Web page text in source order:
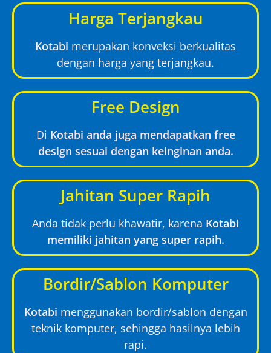
Harga Terjangkau
Kotabi merupakan konveksi berkualitas
dengan harga yang terjangkau.
Free Design
Di Kotabi anda juga mendapatkan free
design sesuai dengan keinginan anda.
Jahitan Super Rapih
Anda tidak perlu khawatir, karena Kotabi
memiliki jahitan yang super rapih.
Bordir/Sablon Komputer
Kotabi menggunakan bordir/sablon dengan
teknik komputer, sehingga hasilnya lebih
rapi.